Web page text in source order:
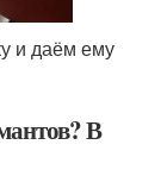
и даём ему
В